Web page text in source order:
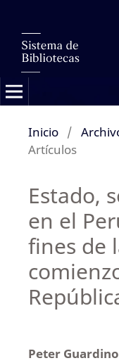
Inicio /
Artículos
Estado,
en el
fines de
Peter Guardino